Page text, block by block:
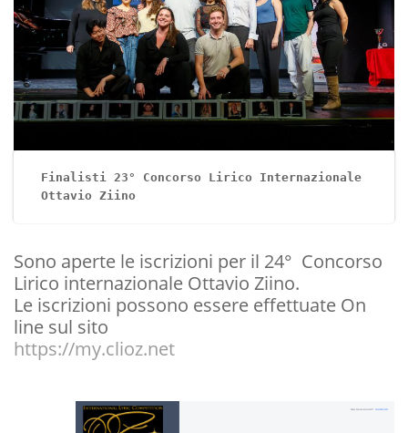
Finalisti 23° Concorso Lirico Internazionale
Ottavio Ziino
Sono aperte le iscrizioni per il 24° Concorso
Lirico internazionale Ottavio Ziino.
Le iscrizioni possono essere effettuate On
line sul sito
https://my.clioz.net